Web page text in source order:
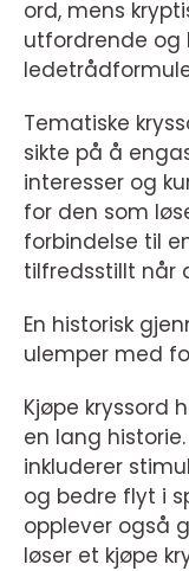
ord, mens
utfordrende og
Tematiske
sikte på å
interesser og
for den som
forbindelse til
tilfredsstillt når
En historisk
ulemper med
Kjøpe kryssord
en lang
inkluderer
og bedre flyt i
opplever også
løser et kjøpe